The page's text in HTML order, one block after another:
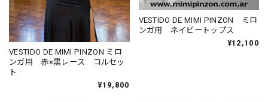
VESTIDO DE MIMI PINZON ミロ
ンガ用 赤×黒レース コルセッ
ト
¥19,800
VESTIDO DE MIMI PINZON ミロ
ンガ用 ネイビートップス
¥12,100